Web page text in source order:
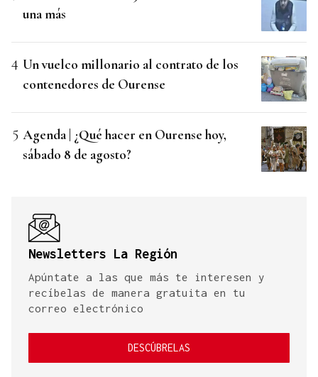
una más
Un vuelco millonario al contrato de los
contenedores de Ourense
Agenda | ¿Qué hacer en Ourense hoy,
sábado 8 de agosto?
Newsletters La Región
Apúntate a las que más te interesen y
recíbelas de manera gratuita en tu
correo electrónico
DESCÚBRELAS